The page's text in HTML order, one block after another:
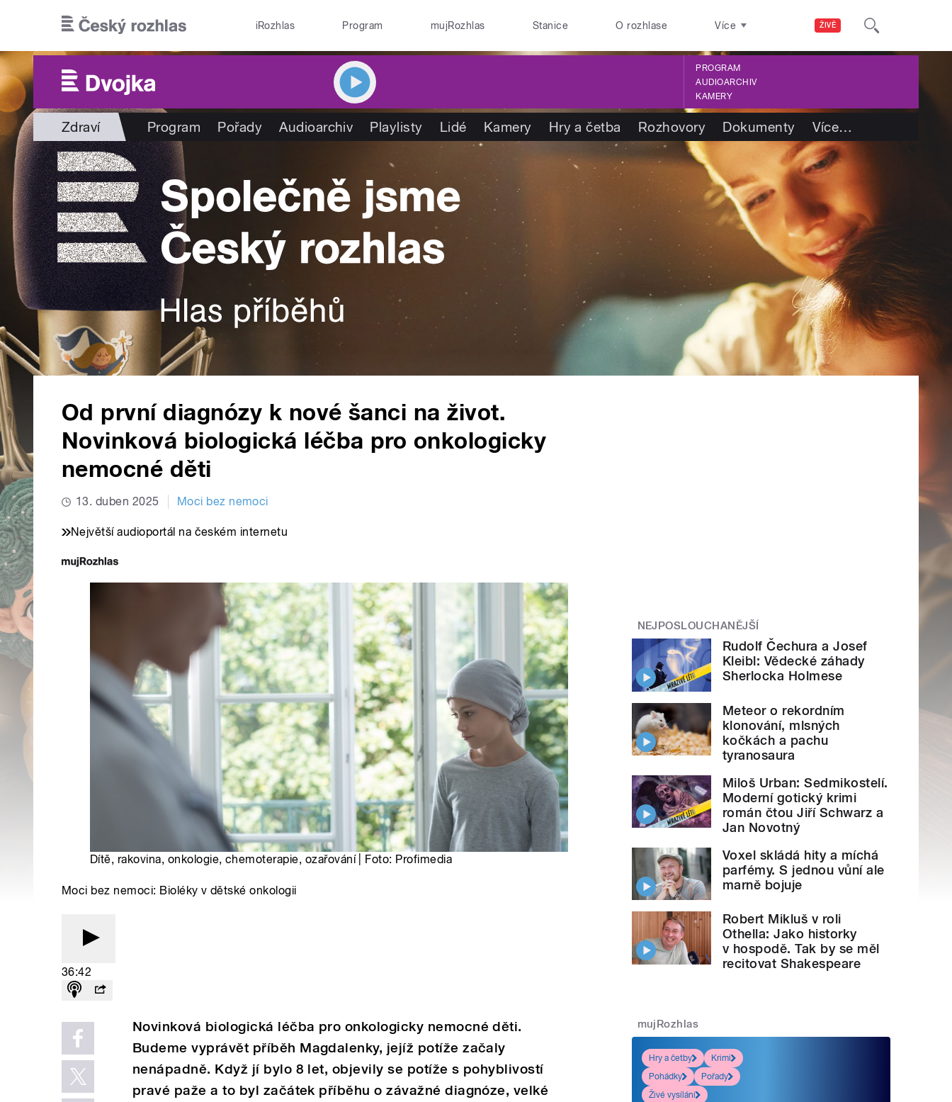
ŽIVĚ
iRozhlas Program mujRozhlas Stanice O rozhlase Více
PROGRAM
AUDIOARCHIV
KAMERY
Zdraví Program Pořady Audioarchiv Playlisty Lidé Kamery Hry a četba Rozhovory Dokumenty Více…
Od první diagnózy k nové šanci na život.
Novinková biologická léčba pro onkologicky
nemocné děti
13. duben 2025 Moci bez nemoci
Největší audioportál na českém internetu
Dítě, rakovina, onkologie, chemoterapie, ozařování | Foto: Profimedia
Moci bez nemoci: Bioléky v dětské onkologii
36:42
Novinková biologická léčba pro onkologicky nemocné děti.
Budeme vyprávět příběh Magdalenky, jejíž potíže začaly
nenápadně. Když jí bylo 8 let, objevily se potíže s pohyblivostí
pravé paže a to byl začátek příběhu o závažné diagnóze, velké
NEJPOSLOUCHANĚJŠÍ
Rudolf Čechura a Josef
Kleibl: Vědecké záhady
Sherlocka Holmese
Meteor o rekordním
klonování, mlsných
kočkách a pachu
tyranosaura
Miloš Urban: Sedmikostelí.
Moderní gotický krimi
román čtou Jiří Schwarz a
Jan Novotný
Voxel skládá hity a míchá
parfémy. S jednou vůní ale
marně bojuje
Robert Mikluš v roli
Othella: Jako historky
v hospodě. Tak by se měl
recitovat Shakespeare
mujRozhlas
Hry a četby
Krimi
Pohádky
Pořady
Živé vysílání